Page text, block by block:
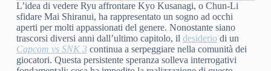
L’idea di vedere Ryu affrontare Kyo Kusanagi, o Chun-Li
sfidare Mai Shiranui, ha rappresentato un sogno ad occhi
aperti per molti appassionati del genere. Nonostante siano
trascorsi diversi anni dall’ultimo capitolo, il desideriodi un
Capcom vs SNK 3continua a serpeggiare nella comunità dei
giocatori. Questa persistente speranza solleva interrogativi